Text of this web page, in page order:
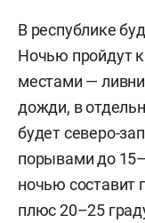
В республике
Ночью пройдут
местами —
дожди, в
будет северо-
порывами до
ночью составит
плюс 20–25